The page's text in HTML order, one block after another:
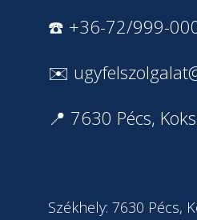
☎️ +36-72/999-
✉️
📍 7630 Pécs,
Székhely: 7630 Pécs,